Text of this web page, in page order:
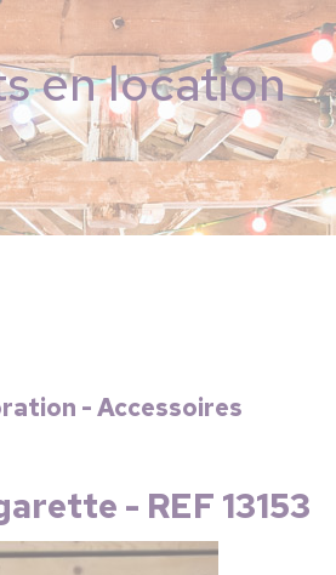
en location
- Accessoires
- REF 13153